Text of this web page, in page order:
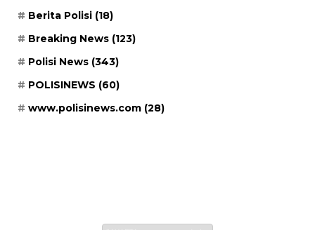
Berita Polisi (18)
Breaking News (123)
Polisi News (343)
POLISINEWS (60)
www.polisinews.com (28)